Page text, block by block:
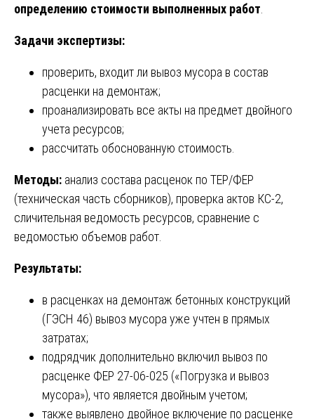
определению стоимости выполненных работ
Задачи экспертизы:
проверить, входит ли вывоз мусора в состав
расценки на демонтаж;
проанализировать все акты на предмет двойного
учета ресурсов;
рассчитать обоснованную стоимость.
Методы: анализ состава расценок по ТЕР/ФЕР
(техническая часть сборников), проверка актов КС-2,
сличительная ведомость ресурсов, сравнение с
ведомостью объемов работ.
Результаты:
в расценках на демонтаж бетонных конструкций
(ГЭСН 46) вывоз мусора уже учтен в прямых
затратах;
подрядчик дополнительно включил вывоз по
расценке ФЕР 27-06-025 («Погрузка и вывоз
мусора»), что является двойным учетом;
также выявлено двойное включение по расценке